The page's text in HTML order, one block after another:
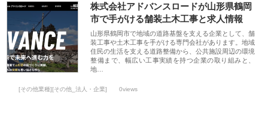
株式会社アドバンスロードが山形県鶴岡
市で手がける舗装土木工事と求人情報
山形県鶴岡市で地域の道路基盤を支える企業として、舗
装工事や土木工事を手がける専門会社があります。地域
住民の生活を支える道路整備から、公共施設周辺の環境
整備まで、幅広い工事実績を持つ企業の取り組みと、
地…
[その他業種][その他_法人・企業] 0views